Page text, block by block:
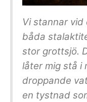
Vi stannar vid
båda
stor grottsjö.
låter mig stå i
droppande
en tystnad